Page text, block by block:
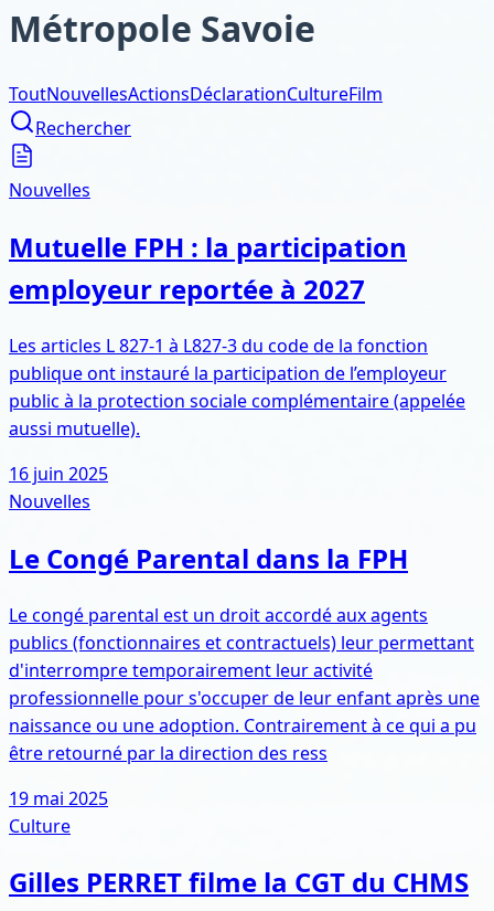
Métropole Savoie
ToutNouvellesActionsDéclarationCultureFilm
Rechercher
Nouvelles
Mutuelle FPH : la participation
employeur reportée à 2027
Les articles L 827-1 à L827-3 du code de la fonction
publique ont instauré la participation de l’employeur
public à la protection sociale complémentaire (appelée
aussi mutuelle).
16 juin 2025
Nouvelles
Le Congé Parental dans la FPH
Le congé parental est un droit accordé aux agents
publics (fonctionnaires et contractuels) leur permettant
d'interrompre temporairement leur activité
professionnelle pour s'occuper de leur enfant après une
naissance ou une adoption. Contrairement à ce qui a pu
être retourné par la direction des ress
19 mai 2025
Culture
Gilles PERRET filme la CGT du CHMS